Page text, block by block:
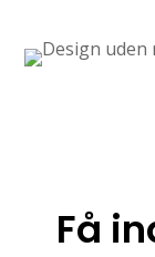
Få